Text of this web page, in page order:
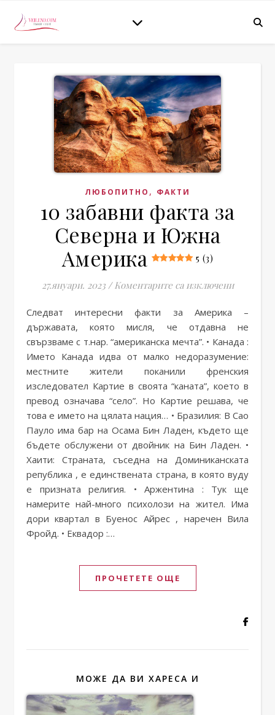
ЛЮБОПИТНО , ФАКТИ
10 забавни факта за
Северна и Южна
Америка
5 (3)
27.януари. 2023 / Коментарите са изключениза 10
Следват интересни факти за Америка –
държавата, която мисля, че отдавна не
свързваме с т.нар. “американска мечта”. • Канада :
Името Канада идва от малко недоразумение:
местните жители поканили френския
изследовател Картие в своята “каната”, което в
превод означава “село”. Но Картие решава, че
това е името на цялата нация… • Бразилия: В Сао
Пауло има бар на Осама Бин Ладен, където ще
бъдете обслужени от двойник на Бин Ладен. •
Хаити: Страната, съседна на Доминиканската
република , е единствената страна, в която вуду
е призната религия. • Аржентина : Тук ще
намерите най-много психолози на жител. Има
дори квартал в Буенос Айрес , наречен Вила
Фройд. • Еквадор :…
ПРОЧЕТЕТЕ ОЩЕ
МОЖЕ ДА ВИ ХАРЕСА И